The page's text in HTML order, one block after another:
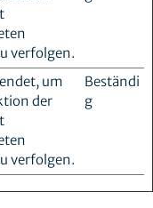
verfolgen.
um
der
verfolgen.
Beständi
g